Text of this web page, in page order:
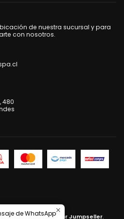
de nuestra sucursal y para
con nosotros.
480
Desarrollado por Jumpseller.
de WhatsApp